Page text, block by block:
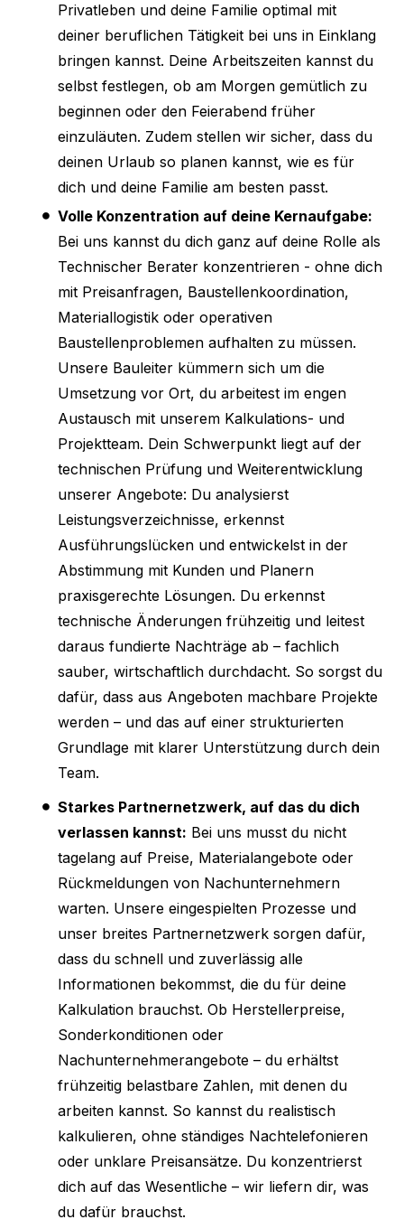
Privatleben und deine Familie optimal mit
deiner beruflichen Tätigkeit bei uns in Einklang
bringen kannst. Deine Arbeitszeiten kannst du
selbst festlegen, ob am Morgen gemütlich zu
beginnen oder den Feierabend früher
einzuläuten. Zudem stellen wir sicher, dass du
deinen Urlaub so planen kannst, wie es für
dich und deine Familie am besten passt.
Volle Konzentration auf deine Kernaufgabe:
Bei uns kannst du dich ganz auf deine Rolle als
Technischer Berater konzentrieren - ohne dich
mit Preisanfragen, Baustellenkoordination,
Materiallogistik oder operativen
Baustellenproblemen aufhalten zu müssen.
Unsere Bauleiter kümmern sich um die
Umsetzung vor Ort, du arbeitest im engen
Austausch mit unserem Kalkulations- und
Projektteam. Dein Schwerpunkt liegt auf der
technischen Prüfung und Weiterentwicklung
unserer Angebote: Du analysierst
Leistungsverzeichnisse, erkennst
Ausführungslücken und entwickelst in der
Abstimmung mit Kunden und Planern
praxisgerechte Lösungen. Du erkennst
technische Änderungen frühzeitig und leitest
daraus fundierte Nachträge ab – fachlich
sauber, wirtschaftlich durchdacht. So sorgst du
dafür, dass aus Angeboten machbare Projekte
werden – und das auf einer strukturierten
Grundlage mit klarer Unterstützung durch dein
Team.
Starkes Partnernetzwerk, auf das du dich
verlassen kannst: Bei uns musst du nicht
tagelang auf Preise, Materialangebote oder
Rückmeldungen von Nachunternehmern
warten. Unsere eingespielten Prozesse und
unser breites Partnernetzwerk sorgen dafür,
dass du schnell und zuverlässig alle
Informationen bekommst, die du für deine
Kalkulation brauchst. Ob Herstellerpreise,
Sonderkonditionen oder
Nachunternehmerangebote – du erhältst
frühzeitig belastbare Zahlen, mit denen du
arbeiten kannst. So kannst du realistisch
kalkulieren, ohne ständiges Nachtelefonieren
oder unklare Preisansätze. Du konzentrierst
dich auf das Wesentliche – wir liefern dir, was
du dafür brauchst.